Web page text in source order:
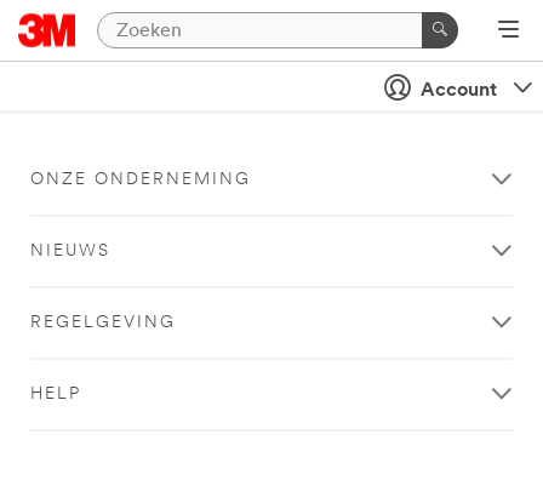
Account
ONZE ONDERNEMING
NIEUWS
REGELGEVING
HELP